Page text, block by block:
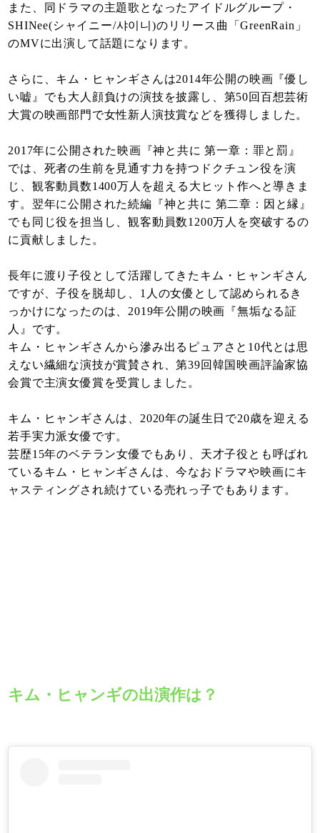
また、同ドラマの主題歌となったアイドルグループ・
SHINee(シャイニー/샤이니)のリリース曲「GreenRain」
のMVに出演して話題になります。
さらに、キム・ヒャンギさんは2014年公開の映画『優し
い嘘』でも大人顔負けの演技を披露し、第50回百想芸術
大賞の映画部門で女性新人演技賞などを獲得しました。
2017年に公開された映画『神と共に 第一章：罪と罰』
では、死者の生前を見通す力を持つドクチュン役を演
じ、観客動員数1400万人を超える大ヒット作へと導きま
す。翌年に公開された続編『神と共に 第二章：因と縁』
でも同じ役を担当し、観客動員数1200万人を突破するの
に貢献しました。
長年に渡り子役として活躍してきたキム・ヒャンギさん
ですが、子役を脱却し、1人の女優として認められるき
っかけになったのは、2019年公開の映画『無垢なる証
人』です。
キム・ヒャンギさんから滲み出るピュアさと10代とは思
えない繊細な演技が賞賛され、第39回韓国映画評論家協
会賞で主演女優賞を受賞しました。
キム・ヒャンギさんは、2020年の誕生日で20歳を迎える
若手実力派女優です。
芸歴15年のベテラン女優でもあり、天才子役とも呼ばれ
ているキム・ヒャンギさんは、今なおドラマや映画にキ
ャスティングされ続けている売れっ子でもあります。
キム・ヒャンギの出演作は？